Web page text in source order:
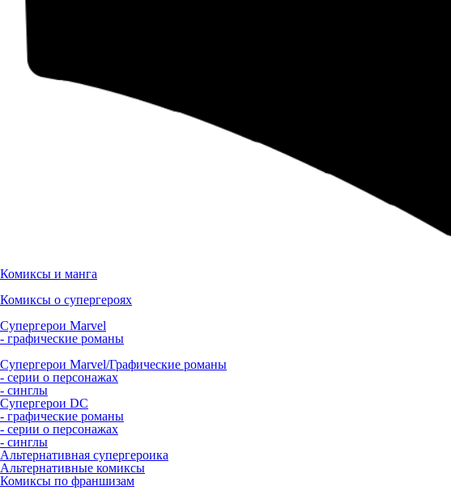
Комиксы и манга
Комиксы о супергероях
Супергерои Marvel
- графические романы
Супергерои Marvel/Графические романы
- серии о персонажах
- синглы
Супергерои DC
- графические романы
- серии о персонажах
- синглы
Альтернативная супергероика
Альтернативные комиксы
Комиксы по франшизам